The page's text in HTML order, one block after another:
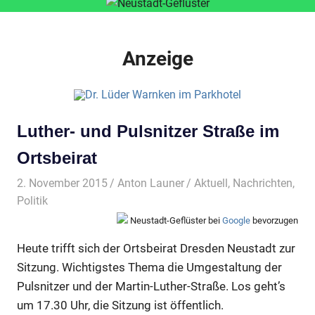
Anzeige
Luther- und Pulsnitzer Straße im
Ortsbeirat
2. November 2015 Anton Launer Aktuell, Nachrichten,
Politik
Neustadt-Geflüster bei Google bevorzugen
Heute trifft sich der Ortsbeirat Dresden Neustadt zur
Sitzung. Wichtigstes Thema die Umgestaltung der
Pulsnitzer und der Martin-Luther-Straße. Los geht’s
um 17.30 Uhr, die Sitzung ist öffentlich.